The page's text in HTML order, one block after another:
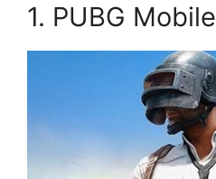
1. PUBG Mobile